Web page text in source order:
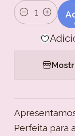
Quantidade
Perfeita para